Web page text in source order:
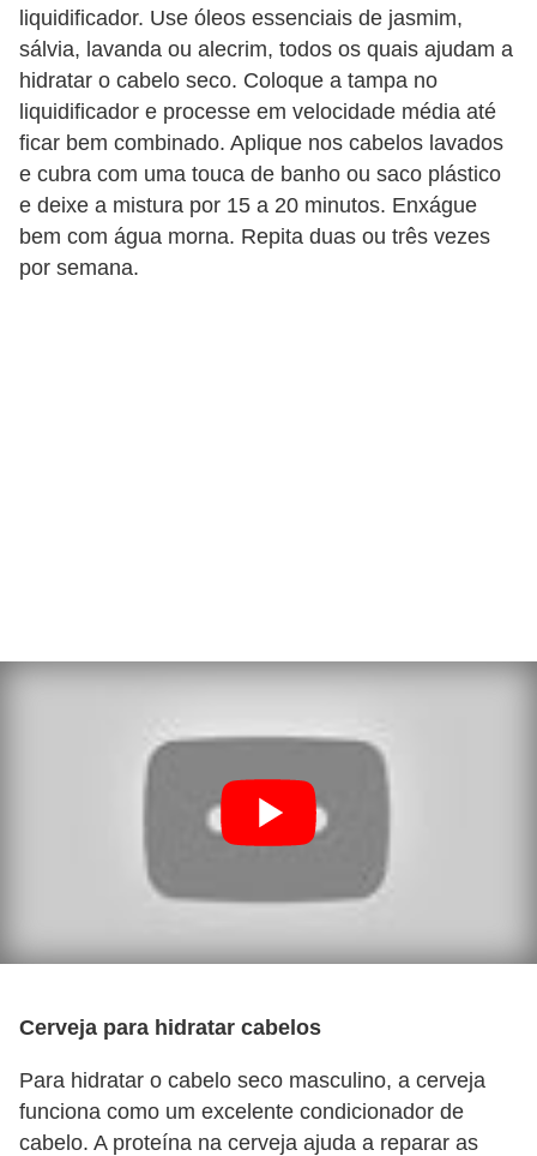
liquidificador. Use óleos essenciais de jasmim,
sálvia, lavanda ou alecrim, todos os quais ajudam a
hidratar o cabelo seco. Coloque a tampa no
liquidificador e processe em velocidade média até
ficar bem combinado. Aplique nos cabelos lavados
e cubra com uma touca de banho ou saco plástico
e deixe a mistura por 15 a 20 minutos. Enxágue
bem com água morna. Repita duas ou três vezes
por semana.
Cerveja para hidratar cabelos
Para hidratar o cabelo seco masculino, a cerveja
funciona como um excelente condicionador de
cabelo. A proteína na cerveja ajuda a reparar as
s
e
a
c
e
s
s
ó